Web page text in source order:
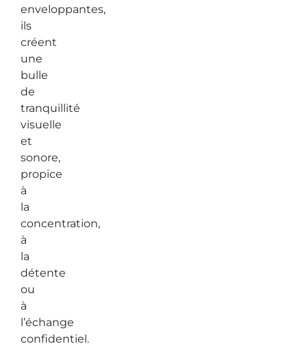
enveloppantes,
ils
créent
une
bulle
de
tranquillité
visuelle
et
sonore,
propice
à
la
concentration,
à
la
détente
ou
à
l’échange
confidentiel.